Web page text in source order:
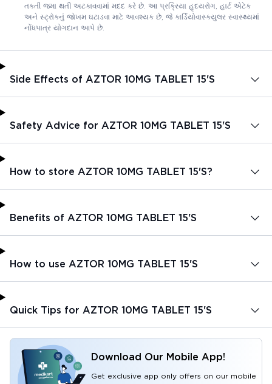
તકતી જમા થતી અટકાવવામાં મદદ કરે છે. આ પ્રક્રિયા હૃદયરોગ, હાર્ટ એટેક
અને સ્ટ્રોકનું જોખમ ઘટાડવા માટે આવશ્યક છે, જે કાર્ડિયોવાસ્ક્યુલર સ્વાસ્થ્યમાં
નોંધપાત્ર યોગદાન આપે છે.
Side Effects of AZTOR 10MG TABLET 15'S
Safety Advice for AZTOR 10MG TABLET 15'S
How to store AZTOR 10MG TABLET 15'S?
Benefits of AZTOR 10MG TABLET 15'S
How to use AZTOR 10MG TABLET 15'S
Quick Tips for AZTOR 10MG TABLET 15'S
Download Our Mobile App!
Get exclusive app only offers on our mobile